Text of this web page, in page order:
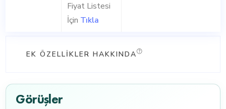
Fiyat Listesi
İçin Tıkla
EK ÖZELLIKLER HAKKINDA
Görüşler